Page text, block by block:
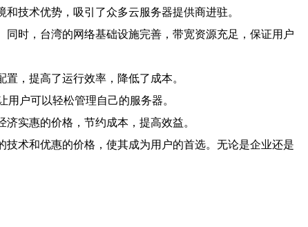
技术优势，吸引了众多云服务器提供商进驻。
时，台湾的网络基础设施完善，带宽资源充足，保证用户
，提高了运行效率，降低了成本。
户可以轻松管理自己的服务器。
实惠的价格，节约成本，提高效益。
术和优惠的价格，使其成为用户的首选。无论是企业还是